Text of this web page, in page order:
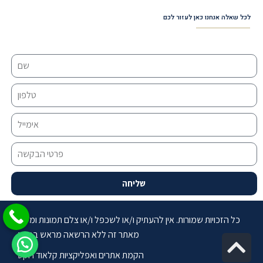
לכל שאלה אנחנו כאן לעזור לכם
שליחה
כל הזכויות שמורות. אין להעתיק ו/או לשכפל ו/או צלם תמונות ומידע
מאתר זה ללא הרשאה מראש בכתב
הקמת אתרים ואפליקציות קלאוד רוקט